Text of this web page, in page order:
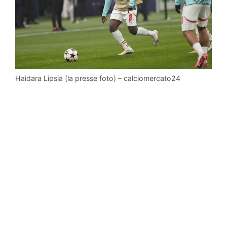
Haidara Lipsia (la presse foto) – calciomercato24